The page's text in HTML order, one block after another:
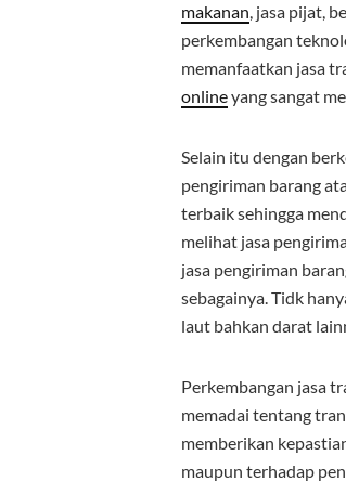
makanan, jasa pijat,
perkembangan
memanfaatkan jasa
onlineyang sangat
Selain itu dengan
pengiriman barang
terbaik sehingga
melihat jasa
jasa pengiriman
sebagainya. Tidk
laut bahkan darat
Perkembangan jasa
memadai tentang
memberikan
maupun terhadap